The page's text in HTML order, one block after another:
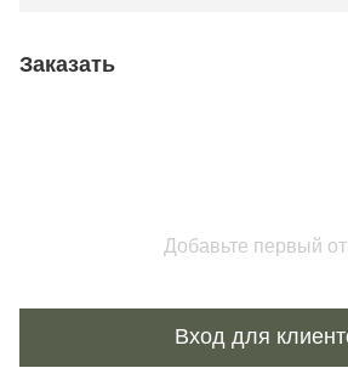
Заказать
Добавьте первый
Вход для